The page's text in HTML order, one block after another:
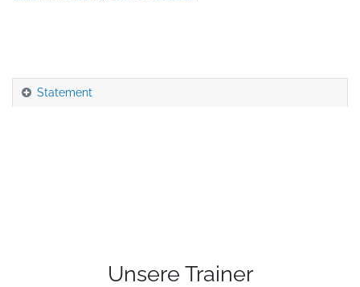
Statement
Unsere Trainer